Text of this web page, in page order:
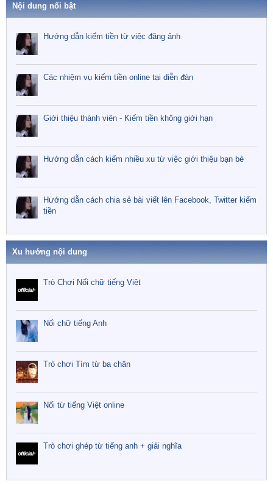
Nội dung nổi bật
Hướng dẫn kiếm tiền từ việc đăng ảnh
Các nhiệm vụ kiếm tiền online tại diễn đàn
Giới thiệu thành viên - Kiếm tiền không giới hạn
Hướng dẫn cách kiếm nhiều xu từ việc giới thiệu bạn bè
Hướng dẫn cách chia sẻ bài viết lên Facebook, Twitter kiếm
tiền
Xu hướng nội dung
Trò Chơi Nối chữ tiếng Việt
Nối chữ tiếng Anh
Trò chơi Tìm từ ba chân
Nối từ tiếng Việt online
Trò chơi ghép từ tiếng anh + giải nghĩa